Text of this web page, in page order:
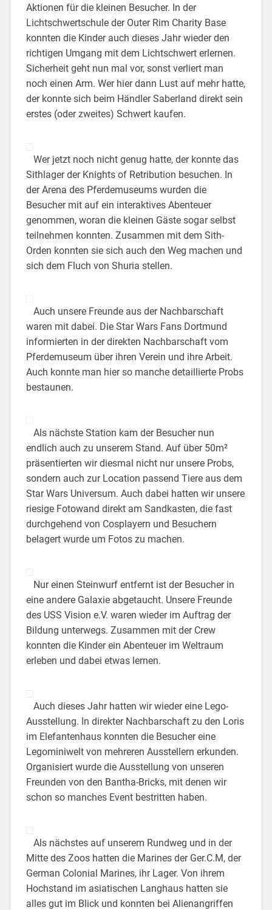
Aktionen für die kleinen Besucher. In der
Lichtschwertschule der Outer Rim Charity Base
konnten die Kinder auch dieses Jahr wieder den
richtigen Umgang mit dem Lichtschwert erlernen.
Sicherheit geht nun mal vor, sonst verliert man
noch einen Arm. Wer hier dann Lust auf mehr hatte,
der konnte sich beim Händler Saberland direkt sein
erstes (oder zweites) Schwert kaufen.
Wer jetzt noch nicht genug hatte, der konnte das
Sithlager der Knights of Retribution besuchen. In
der Arena des Pferdemuseums wurden die
Besucher mit auf ein interaktives Abenteuer
genommen, woran die kleinen Gäste sogar selbst
teilnehmen konnten. Zusammen mit dem Sith-
Orden konnten sie sich auch den Weg machen und
sich dem Fluch von Shuria stellen.
Auch unsere Freunde aus der Nachbarschaft
waren mit dabei. Die Star Wars Fans Dortmund
informierten in der direkten Nachbarschaft vom
Pferdemuseum über ihren Verein und ihre Arbeit.
Auch konnte man hier so manche detaillierte Probs
bestaunen.
Als nächste Station kam der Besucher nun
endlich auch zu unserem Stand. Auf über 50m²
präsentierten wir diesmal nicht nur unsere Probs,
sondern auch zur Location passend Tiere aus dem
Star Wars Universum. Auch dabei hatten wir unsere
riesige Fotowand direkt am Sandkasten, die fast
durchgehend von Cosplayern und Besuchern
belagert wurde um Fotos zu machen.
Nur einen Steinwurf entfernt ist der Besucher in
eine andere Galaxie abgetaucht. Unsere Freunde
des USS Vision e.V. waren wieder im Auftrag der
Bildung unterwegs. Zusammen mit der Crew
konnten die Kinder ein Abenteuer im Weltraum
erleben und dabei etwas lernen.
Auch dieses Jahr hatten wir wieder eine Lego-
Ausstellung. In direkter Nachbarschaft zu den Loris
im Elefantenhaus konnten die Besucher eine
Legominiwelt von mehreren Ausstellern erkunden.
Organisiert wurde die Ausstellung von unseren
Freunden von den Bantha-Bricks, mit denen wir
schon so manches Event bestritten haben.
Als nächstes auf unserem Rundweg und in der
Mitte des Zoos hatten die Marines der Ger.C.M, der
German Colonial Marines, ihr Lager. Von ihrem
Hochstand im asiatischen Langhaus hatten sie
alles gut im Blick und konnten bei Alienangriffen